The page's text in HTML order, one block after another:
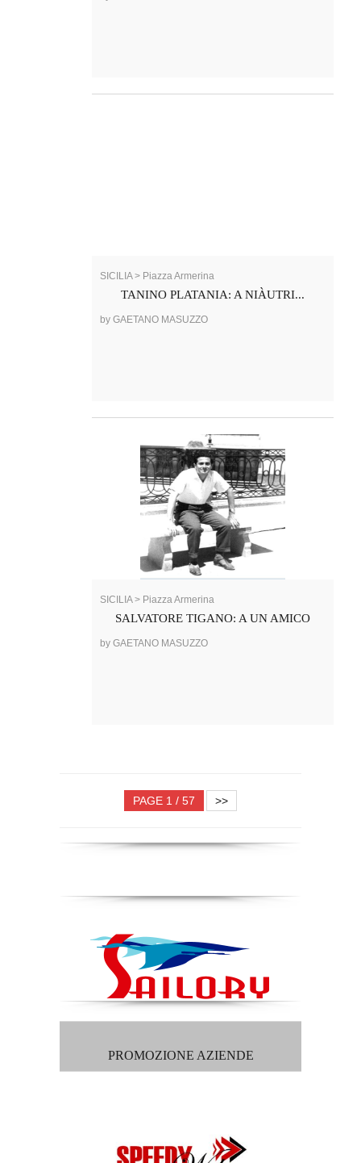
SICILIA > Piazza Armerina
TANINO PLATANIA: A NIÀUTRI...
by GAETANO MASUZZO
SICILIA > Piazza Armerina
SALVATORE TIGANO: A UN AMICO
by GAETANO MASUZZO
PAGE 1 / 57 >>
PROMOZIONE AZIENDE